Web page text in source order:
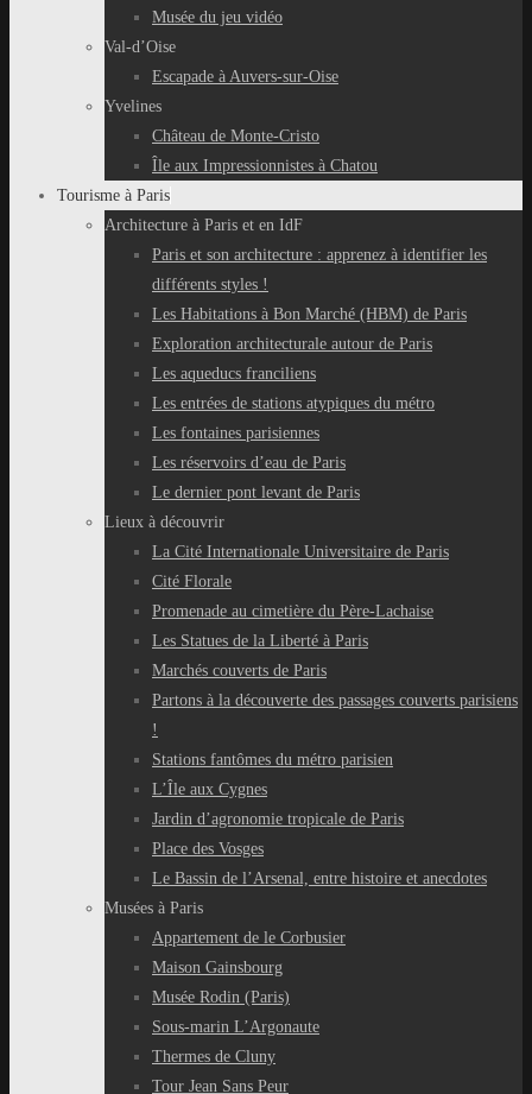
Musée du jeu vidéo
Val-d’Oise
Escapade à Auvers-sur-Oise
Yvelines
Château de Monte-Cristo
Île aux Impressionnistes à Chatou
Tourisme à Paris
Architecture à Paris et en IdF
Paris et son architecture : apprenez à identifier les
différents styles !
Les Habitations à Bon Marché (HBM) de Paris
Exploration architecturale autour de Paris
Les aqueducs franciliens
Les entrées de stations atypiques du métro
Les fontaines parisiennes
Les réservoirs d’eau de Paris
Le dernier pont levant de Paris
Lieux à découvrir
La Cité Internationale Universitaire de Paris
Cité Florale
Promenade au cimetière du Père-Lachaise
Les Statues de la Liberté à Paris
Marchés couverts de Paris
Partons à la découverte des passages couverts parisiens
!
Stations fantômes du métro parisien
L’Île aux Cygnes
Jardin d’agronomie tropicale de Paris
Place des Vosges
Le Bassin de l’Arsenal, entre histoire et anecdotes
Musées à Paris
Appartement de le Corbusier
Maison Gainsbourg
Musée Rodin (Paris)
Sous-marin L’Argonaute
Thermes de Cluny
Tour Jean Sans Peur